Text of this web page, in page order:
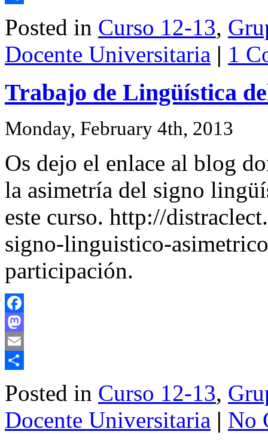
Posted in Curso 12-13,
Docente Universitaria | 1
Trabajo de Lingüística
Monday, February 4th, 2013
Os dejo el enlace al blog
la asimetría del signo
este curso. http://
signo-linguistico-
participación.
Facebook
Mastodon
Email
Posted in Curso 12-13,
Docente Universitaria | No